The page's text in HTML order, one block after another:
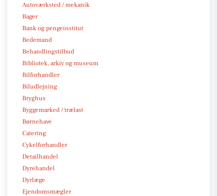
Autoværksted / mekanik
Bager
Bank og pengeinstitut
Bedemand
Behandlingstilbud
Bibliotek, arkiv og museum
Bilforhandler
Biludlejning
Bryghus
Byggemarked / trælast
Børnehave
Catering
Cykelforhandler
Detailhandel
Dyrehandel
Dyrlæge
Ejendomsmægler